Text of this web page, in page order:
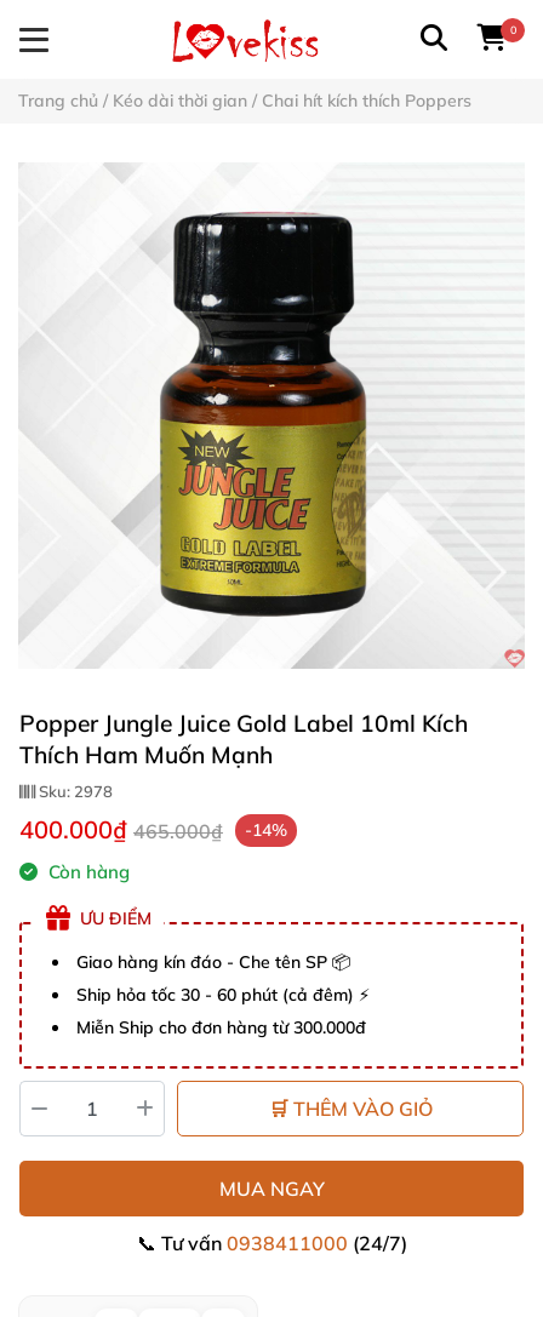
0
Trang chủ / Kéo dài thời gian / Chai hít kích thích Poppers
Popper Jungle Juice Gold Label 10ml Kích
Thích Ham Muốn Mạnh
Sku: 2978
400.000₫ 465.000₫ -14%
Còn hàng
ƯU ĐIỂM
Giao hàng kín đáo - Che tên SP 📦
Ship hỏa tốc 30 - 60 phút (cả đêm) ⚡
Miễn Ship cho đơn hàng từ 300.000đ
🛒 THÊM VÀO GIỎ
MUA NGAY
📞 Tư vấn 0938411000 (24/7)